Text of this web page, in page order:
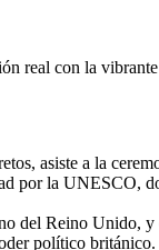
real con la
asiste a la
la UNESCO,
del Reino Unido,
político británico.